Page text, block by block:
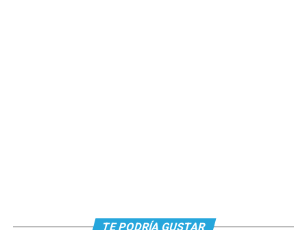
TE PODRÍA GUSTAR